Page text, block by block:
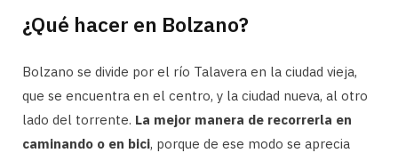
¿Qué hacer en Bolzano?
Bolzano se divide por el río Talavera en la ciudad vieja,
que se encuentra en el centro, y la ciudad nueva, al otro
lado del torrente. La mejor manera de recorrerla en
caminando o en bici, porque de ese modo se aprecia